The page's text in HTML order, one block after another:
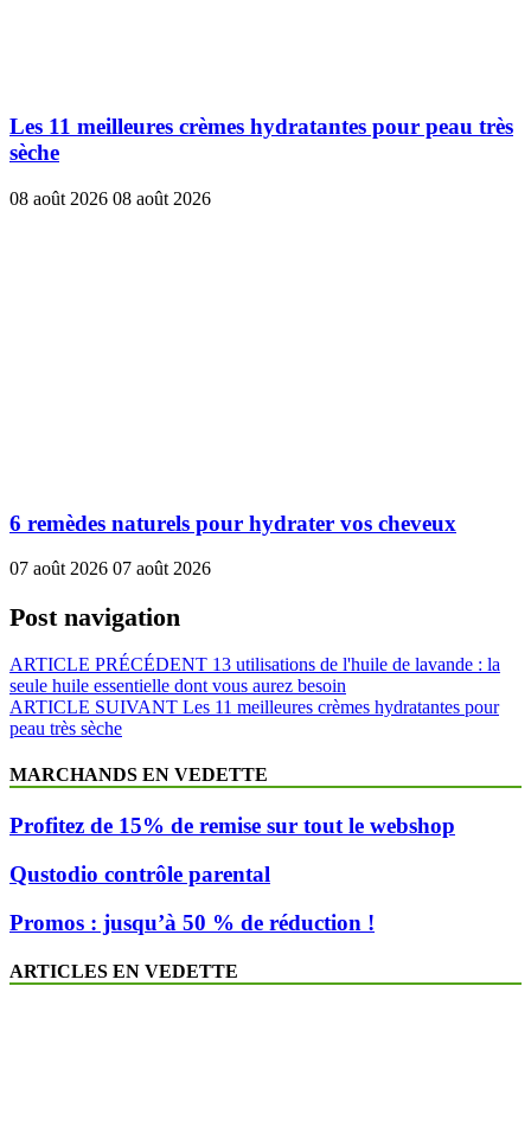
Les 11 meilleures crèmes hydratantes pour peau très
sèche
08 août 2026 08 août 2026
6 remèdes naturels pour hydrater vos cheveux
07 août 2026 07 août 2026
Post navigation
ARTICLE PRÉCÉDENT 13 utilisations de l'huile de lavande : la
seule huile essentielle dont vous aurez besoin
ARTICLE SUIVANT Les 11 meilleures crèmes hydratantes pour
peau très sèche
MARCHANDS EN VEDETTE
Profitez de 15% de remise sur tout le webshop
Qustodio contrôle parental
Promos : jusqu’à 50 % de réduction !
ARTICLES EN VEDETTE